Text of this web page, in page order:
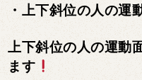
・上下斜位の人の運
上下斜位の人の運動
ます